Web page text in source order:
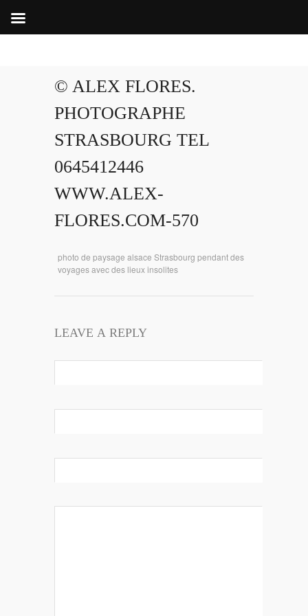
© ALEX FLORES.
PHOTOGRAPHE
STRASBOURG TEL
0645412446
WWW.ALEX-
FLORES.COM-570
photo de paysage alsace Strasbourg pendant des
voyages avec des lieux insolites
LEAVE A REPLY